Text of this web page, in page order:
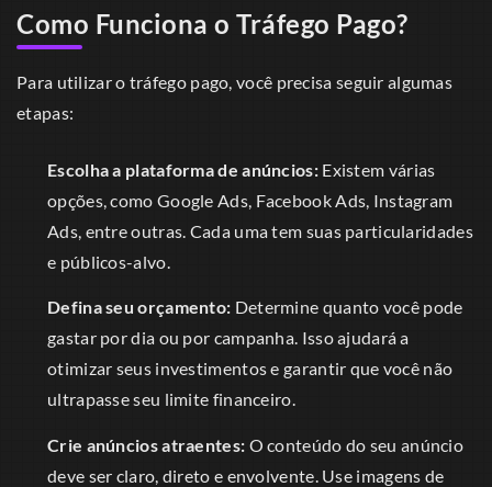
Como Funciona o Tráfego Pago?
Para utilizar o tráfego pago, você precisa seguir algumas
etapas:
Escolha a plataforma de anúncios:Existem várias
opções, como Google Ads, Facebook Ads, Instagram
Ads, entre outras. Cada uma tem suas particularidades
e públicos-alvo.
Defina seu orçamento: Determine quanto você pode
gastar por dia ou por campanha. Isso ajudará a
otimizar seus investimentos e garantir que você não
ultrapasse seu limite financeiro.
Crie anúncios atraentes: O conteúdo do seu anúncio
deve ser claro, direto e envolvente. Use imagens de